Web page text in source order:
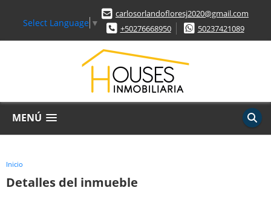
Select Language ▼
carlosorlandofloresj2020@gmail.com
+50276668950
50237421089
MENÚ
Inicio
Detalles del inmueble